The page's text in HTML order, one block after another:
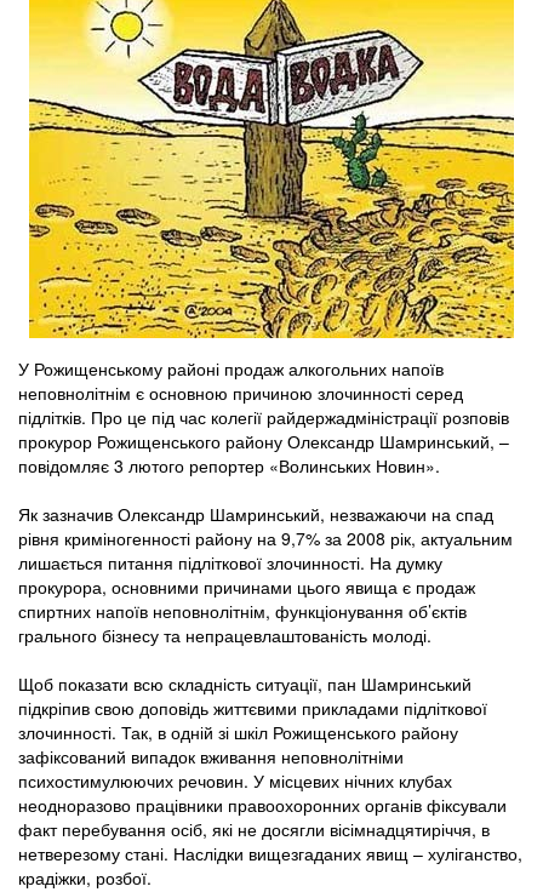
У Рожищенському районі продаж алкогольних напоїв
неповнолітнім є основною причиною злочинності серед
підлітків. Про це під час колегії райдержадміністрації розповів
прокурор Рожищенського району Олександр Шамринський, –
повідомляє 3 лютого репортер «Волинських Новин».
Як зазначив Олександр Шамринський, незважаючи на спад
рівня криміногенності району на 9,7% за 2008 рік, актуальним
лишається питання підліткової злочинності. На думку
прокурора, основними причинами цього явища є продаж
спиртних напоїв неповнолітнім, функціонування об’єктів
грального бізнесу та непрацевлаштованість молоді.
Щоб показати всю складність ситуації, пан Шамринський
підкріпив свою доповідь життєвими прикладами підліткової
злочинності. Так, в одній зі шкіл Рожищенського району
зафіксований випадок вживання неповнолітніми
психостимулюючих речовин. У місцевих нічних клубах
неодноразово працівники правоохоронних органів фіксували
факт перебування осіб, які не досягли вісімнадцятиріччя, в
нетверезому стані. Наслідки вищезгаданих явищ – хуліганство,
крадіжки, розбої.